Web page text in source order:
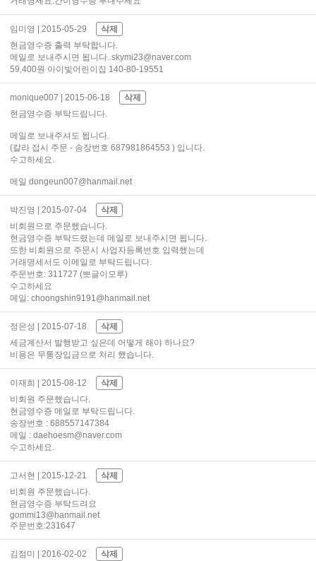
임미영 | 2015-05-29
삭제
현금영수증 출력 부탁합니다.
메일로 보내주시면 됩니다. skymi23@naver.com
59,400원 아이빛어린이집 140-80-19551
monique007 | 2015-06-18
삭제
현금영수증 부탁드립니다.
메일로 보내주셔도 됩니다.
(칼라 접시 주문 - 송장번호 687981864553 ) 입니다.
수고하세요.
메일 dongeun007@hanmail.net
박진영 | 2015-07-04
삭제
비회원으로 주문했습니다.
현금영수증 부탁드렸는데 메일로 보내주시면 됩니다.
또한 비회원으로 주문시 사업자등록번호 입력했는데
거래명세서도 이메일로 부탁드립니다.
주문번호: 311727 (뽀글이모루)
수고하세요
메일: choongshin9191@hanmail.net
정은성 | 2015-07-18
삭제
세금계산서 발행받고 싶은데 어떻게 해야 하나요?
비용은 무통장입금으로 처리 했습니다.
이재희 | 2015-08-12
삭제
비회원 주문했습니다.
현금영수증 메일로 부탁드립니다.
송장번호 : 688557147384
메일 : daehoesm@naver.com
수고하세요.
고서현 | 2015-12-21
삭제
비회원 주문했습니다.
현금영수증 부탁드려요
gommi13@hanmail.net
주문번호:231647
김점미 | 2016-02-02
삭제